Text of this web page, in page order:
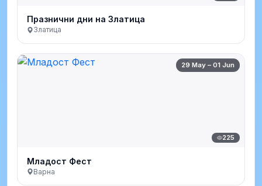
Празнични дни на Златица
Златица
29 May – 01 Jun
225
Младост Фест
Варна